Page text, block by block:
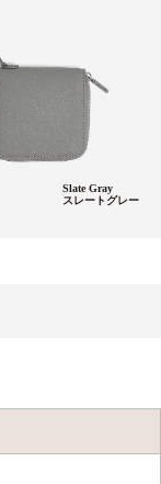
Slate Gray
スレートグレー